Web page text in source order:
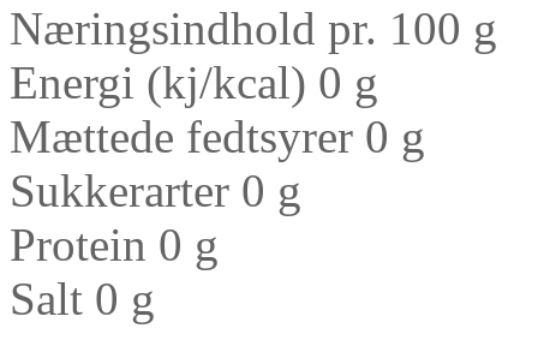
Næringsindhold pr. 100 g
Energi (kj/kcal) 0 g
Mættede fedtsyrer 0 g
Sukkerarter 0 g
Protein 0 g
Salt 0 g